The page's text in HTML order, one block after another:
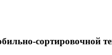
сортировочной